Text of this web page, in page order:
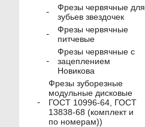
Фрезы червячные для
зубьев звездочек
Фрезы червячные
питчевые
Фрезы червячные с
зацеплением
Новикова
Фрезы зуборезные
модульные дисковые
ГОСТ 10996-64, ГОСТ
13838-68 (комплект и
по номерам))